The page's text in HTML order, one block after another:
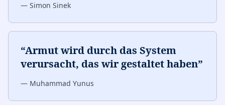
— Simon Sinek
“Armut wird durch das System
verursacht, das wir gestaltet haben”
— Muhammad Yunus